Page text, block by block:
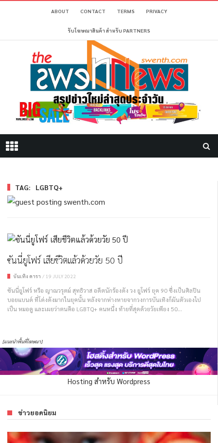
ABOUT CONTACT TERMS PRIVACY
รับโฆษณาสินค้า สำหรับ PARTNERS
TAG: LGBTQ+
ซันนี่ยูโฟร์ เสียชีวิตแล้วด้วยวัย 50 ปี
บันเทิง ดารา / 19 JULY 2022
ซันนี่ยูโฟร์ หรือ ญาณวรุตม์ สุทธิวาส อดีตนักร้องดัง วง ยูโฟร์ ยุค 90 ซึ่งเป็นศิลปิน
บอยแบนด์ ที่โด่งดังมากในยุคนั้น หลังจากห่างหายจากวงการบันเทิงก็ผันตัวเองไป
เป็น หมอดู และเผยว่าตนคือ LGBTQ+ คนหนึ่ง ท้ายที่สุดด้วยวัยเพียง 50...
[แนะนำพื้นที่โฆษณา]
Hosting สำหรับ Wordpress
ข่าวยอดนิยม